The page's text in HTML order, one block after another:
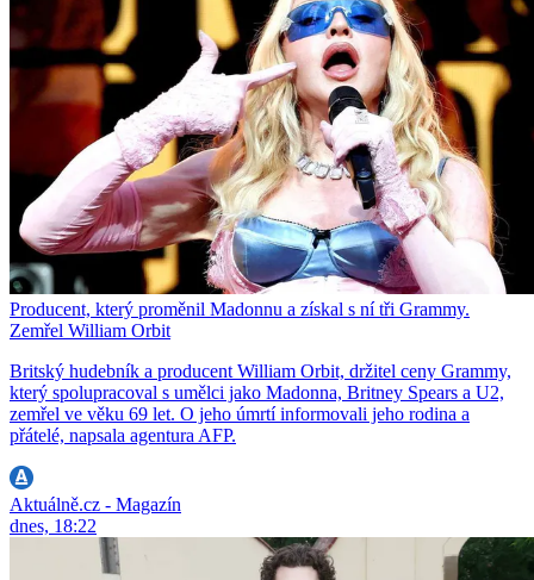
Producent, který proměnil Madonnu a získal s ní tři Grammy.
Zemřel William Orbit
Britský hudebník a producent William Orbit, držitel ceny Grammy,
který spolupracoval s umělci jako Madonna, Britney Spears a U2,
zemřel ve věku 69 let. O jeho úmrtí informovali jeho rodina a
přátelé, napsala agentura AFP.
Aktuálně.cz - Magazín
dnes, 18:22